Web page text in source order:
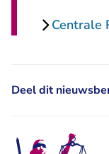
Centrale
Deel dit